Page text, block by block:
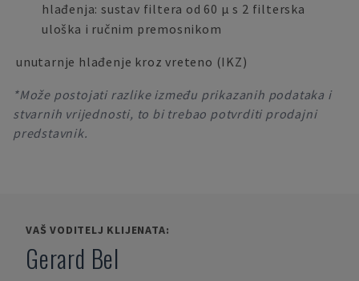
hlađenja: sustav filtera od 60 μ s 2 filterska
uloška i ručnim premosnikom
unutarnje hlađenje kroz vreteno (IKZ)
*Može postojati razlike između prikazanih podataka i
stvarnih vrijednosti, to bi trebao potvrditi prodajni
predstavnik.
VAŠ VODITELJ KLIJENATA:
Gerard Bel